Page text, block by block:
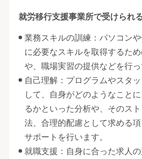
就労移行支援事業所で受けられ
業務スキルの訓練：パソコン
に必要なスキルを取得するた
や、職場実習の提供などを行っ
自己理解：プログラムやスタ
して、自身がどのようなこと
るかといった分析や、そのス
法、合理的配慮として求める
サポートを行います。
就職支援：自身に合った求人